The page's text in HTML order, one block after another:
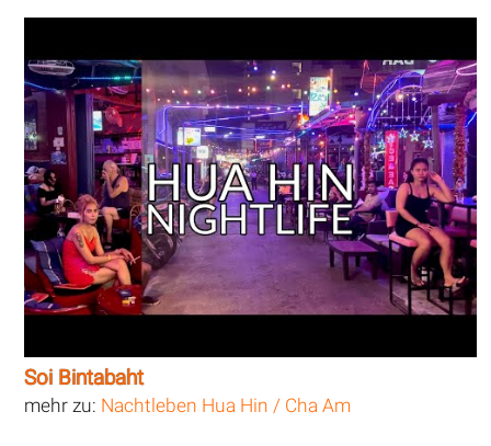
Soi Bintabaht
mehr zu: Nachtleben Hua Hin / Cha Am